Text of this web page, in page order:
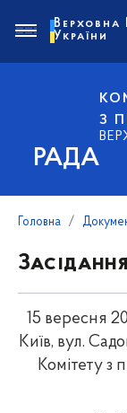
РАДА
З
Верховна
України
Головна
15 вересня
Київ, вул.
Комітету з